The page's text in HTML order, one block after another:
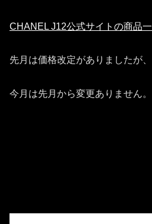
CHANEL J12公式サイトの商品
先月は価格改定がありましたが、
今月は先月から変更ありません。